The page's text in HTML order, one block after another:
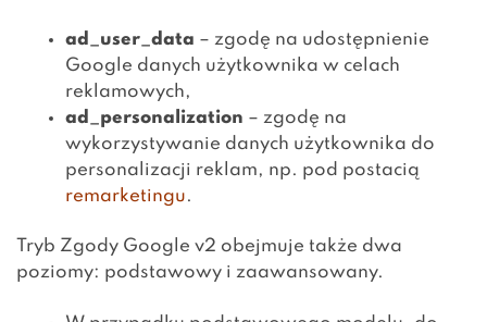
ad_user_data – zgodę na udostępnienie
Google danych użytkownika w celach
reklamowych,
ad_personalization – zgodę na
wykorzystywanie danych użytkownika do
personalizacji reklam, np. pod postacią
remarketingu.
Tryb Zgody Google v2 obejmuje także dwa
poziomy: podstawowy i zaawansowany.